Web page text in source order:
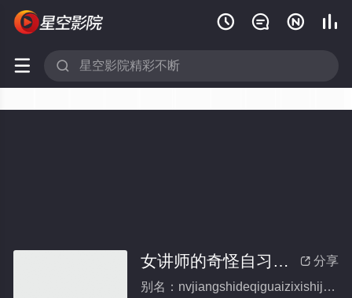
   
 
 分享
女讲师的奇怪自习时间
别名：nvjiangshideqiguaizixishijian